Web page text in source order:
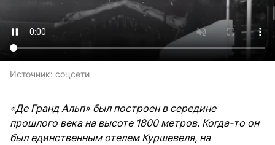
Источник: соцсети
«Де Гранд Альп» был построен в середине
прошлого века на высоте 1800 метров. Когда-то он
был единственным отелем Куршевеля, на